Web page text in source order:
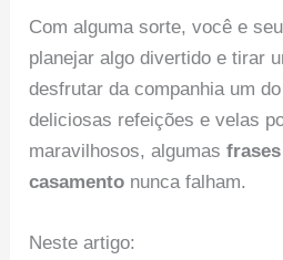
Com alguma sorte, você e
planejar algo divertido e tirar
desfrutar da companhia um
deliciosas refeições e velas
maravilhosos, algumas
casamento nunca falham.
Neste artigo: